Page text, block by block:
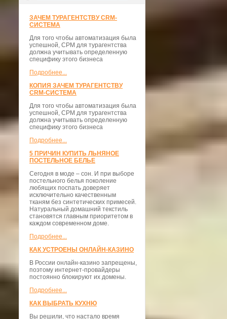
ЗАЧЕМ ТУРАГЕНТСТВУ CRM-
СИСТЕМА
Для того чтобы автоматизация была
успешной, СРМ для турагентства
должна учитывать определенную
специфику этого бизнеса
Подробнее...
КОПИЯ ЗАЧЕМ ТУРАГЕНТСТВУ
CRM-СИСТЕМА
Для того чтобы автоматизация была
успешной, СРМ для турагентства
должна учитывать определенную
специфику этого бизнеса
Подробнее...
5 ПРИЧИН КУПИТЬ ЛЬНЯНОЕ
ПОСТЕЛЬНОЕ БЕЛЬЕ
Сегодня в моде – сон. И при выборе
постельного белья поколение
любящих поспать доверяет
исключительно качественным
тканям без синтетических примесей.
Натуральный домашний текстиль
становятся главным приоритетом в
каждом современном доме.
Подробнее...
КАК УСТРОЕНЫ ОНЛАЙН-КАЗИНО
В России онлайн-казино запрещены,
поэтому интернет-провайдеры
постоянно блокируют их домены.
Подробнее...
КАК ВЫБРАТЬ КУХНЮ
Вы решили, что настало время